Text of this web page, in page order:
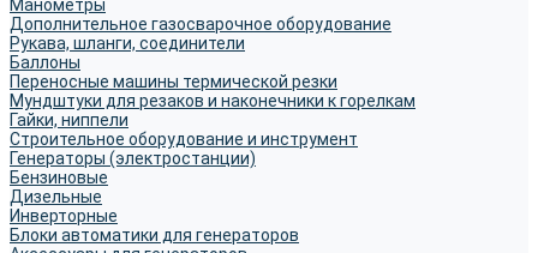
Манометры
Дополнительное газосварочное оборудование
Рукава, шланги, соединители
Баллоны
Переносные машины термической резки
Мундштуки для резаков и наконечники к горелкам
Гайки, ниппели
Строительное оборудование и инструмент
Генераторы (электростанции)
Бензиновые
Дизельные
Инверторные
Блоки автоматики для генераторов